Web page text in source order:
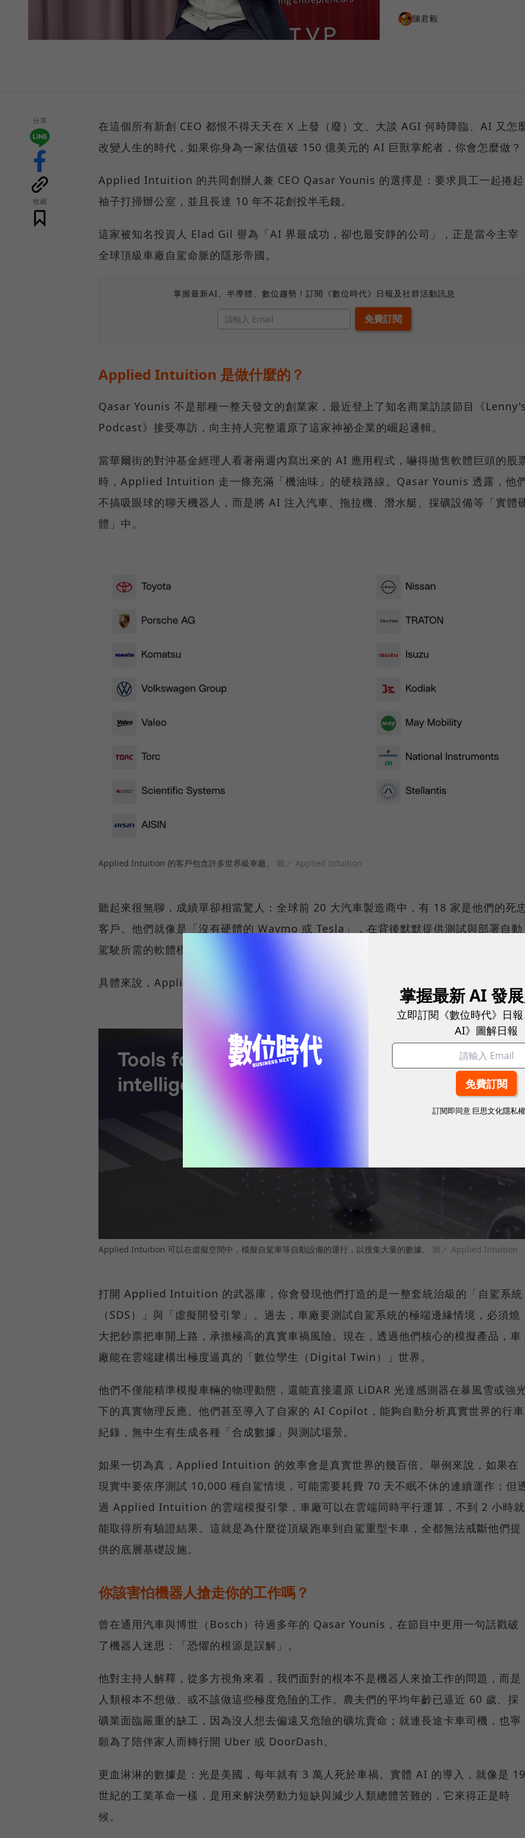
陳君毅
分享
收藏
在這個所有新創 CEO 都恨不得天天在 X 上發（廢）文、大談 AGI 何時降臨、AI 又怎
改變人生的時代，如果你身為一家估值破 150 億美元的 AI 巨獸掌舵者，你會怎麼做？
Applied Intuition 的共同創辦人兼 CEO Qasar Younis 的選擇是：要求員工一起捲起
袖子打掃辦公室，並且長達 10 年不花創投半毛錢。
這家被知名投資人 Elad Gil 譽為「AI 界最成功，卻也最安靜的公司」，正是當今主宰
全球頂級車廠自駕命脈的隱形帝國。
掌握最新AI、半導體、數位趨勢！訂閱《數位時代》日報及社群活動訊息
Applied Intuition 是做什麼的？
Qasar Younis 不是那種一整天發文的創業家，最近登上了知名商業訪談節目《
Podcast》接受專訪，向主持人完整還原了這家神祕企業的崛起邏輯。
當華爾街的對沖基金經理人看著兩週內寫出來的 AI 應用程式，嚇得拋售軟體巨頭的股
時，Applied Intuition 走一條充滿「機油味」的硬核路線。Qasar Younis 透露，他
不搞吸眼球的聊天機器人，而是將 AI 注入汽車、拖拉機、潛水艇、採礦設備等「實體
體」中。
Applied Intuition 的客戶包含許多世界級車廠。 圖／ Applied Intuition
聽起來很無聊，成績單卻相當驚人：全球前 20 大汽車製造商中，有 18 家是他們的死
客戶。他們就像是「沒有硬體的 Waymo 或 Tesla」，在背後默默提供測試與部署自動
駕駛所需的軟體模擬基礎設施。
具體來說，Applied Intuition 到底在賣什麼技術？
Applied Intuition 可以在虛擬空間中，模擬自駕車等自動設備的運行，以搜集大量的數據。 圖／ Applied Intuition
打開 Applied Intuition 的武器庫，你會發現他們打造的是一整套統治級的「自駕系統
（SDS）」與「虛擬開發引擎」。過去，車廠要測試自駕系統的極端邊緣情境，必須燒
大把鈔票把車開上路，承擔極高的真實車禍風險。現在，透過他們核心的模擬產品，車
廠能在雲端建構出極度逼真的「數位孿生（Digital Twin）」世界。
他們不僅能精準模擬車輛的物理動態，還能直接還原 LiDAR 光達感測器在暴風雪或強
下的真實物理反應。他們甚至導入了自家的 AI Copilot，能夠自動分析真實世界的行車
紀錄，無中生有生成各種「合成數據」與測試場景。
如果一切為真，Applied Intuition 的效率會是真實世界的幾百倍。舉例來說，如果在
現實中要依序測試 10,000 種自駕情境，可能需要耗費 70 天不眠不休的連續運作；但
過 Applied Intuition 的雲端模擬引擎，車廠可以在雲端同時平行運算，不到 2 小時就
能取得所有驗證結果。這就是為什麼從頂級跑車到自駕重型卡車，全都無法戒斷他們提
供的底層基礎設施。
你該害怕機器人搶走你的工作嗎？
曾在通用汽車與博世（Bosch）待過多年的 Qasar Younis，在節目中更用一句話戳破
了機器人迷思：「恐懼的根源是誤解」。
他對主持人解釋，從多方視角來看，我們面對的根本不是機器人來搶工作的問題，而是
人類根本不想做、或不該做這些極度危險的工作。農夫們的平均年齡已逼近 60 歲、採
礦業面臨嚴重的缺工，因為沒人想去偏遠又危險的礦坑賣命；就連長途卡車司機，也寧
願為了陪伴家人而轉行開 Uber 或 DoorDash。
更血淋淋的數據是：光是美國，每年就有 3 萬人死於車禍。實體 AI 的導入，就像是 19
世紀的工業革命一樣，是用來解決勞動力短缺與減少人類總體苦難的，它來得正是時
候。
掌握最新 AI 發
立即訂閱《數位時代》日
AI》圖解日報
訂閱即同意 巨思文化隱私